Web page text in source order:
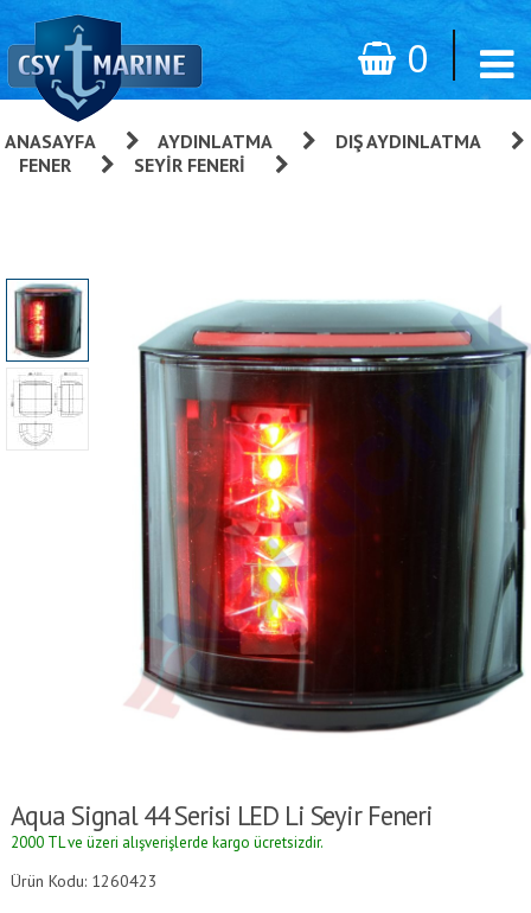
0
ANASAYFA »AYDINLATMA
DIŞ AYDINLATMA
FENER SEYIR FENERI
Aqua Signal 44 Serisi LED Li Seyir Feneri
2000 TL ve üzeri alışverişlerde kargo ücretsizdir.
Ürün Kodu: 1260423